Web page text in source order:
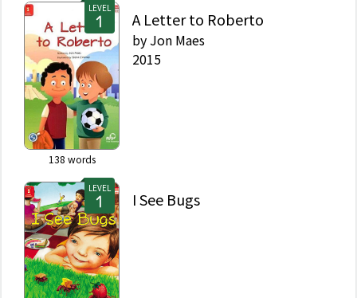
LEVEL
138 words
A Letter to Roberto
by Jon Maes
2015
LEVEL
I See Bugs